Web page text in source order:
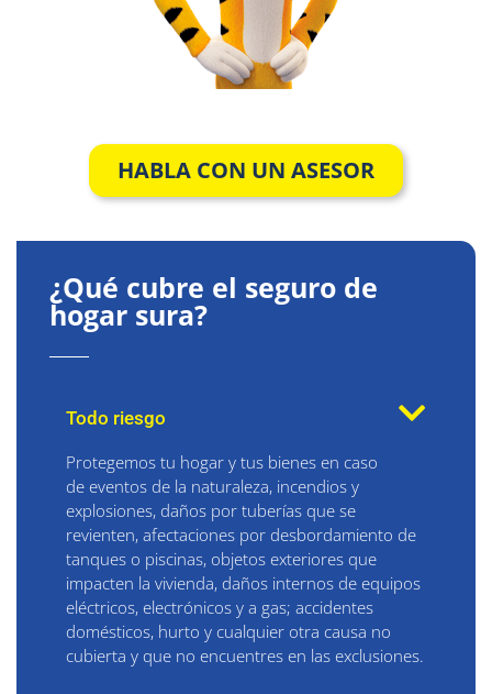
HABLA CON UN ASESOR
¿Qué cubre el seguro de
hogar sura?
Todo riesgo
Protegemos tu hogar y tus bienes en caso
de eventos de la naturaleza, incendios y
explosiones, daños por tuberías que se
revienten, afectaciones por desbordamiento de
tanques o piscinas, objetos exteriores que
impacten la vivienda, daños internos de equipos
eléctricos, electrónicos y a gas; accidentes
domésticos, hurto y cualquier otra causa no
cubierta y que no encuentres en las exclusiones.